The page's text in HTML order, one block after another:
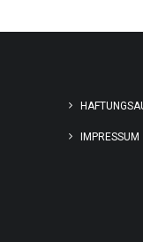
IMPRESSUM